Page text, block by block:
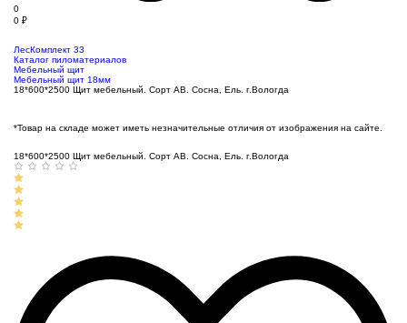
0
0 ₽
ЛесКомплект 33
Каталог пиломатериалов
Мебельный щит
Мебельный щит 18мм
18*600*2500 Щит мебельный. Сорт АВ. Сосна, Ель. г.Вологда
*Товар на складе может иметь незначительные отличия от изображения на сайте.
18*600*2500 Щит мебельный. Сорт АВ. Сосна, Ель. г.Вологда